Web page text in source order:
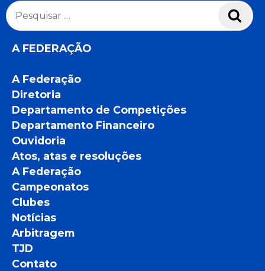
Pesquisar
por:
A FEDERAÇÃO
A Federação
Diretoria
Departamento de Competições
Departamento Financeiro
Ouvidoria
Atos, atas e resoluções
A Federação
Campeonatos
Clubes
Notícias
Arbitragem
TJD
Contato